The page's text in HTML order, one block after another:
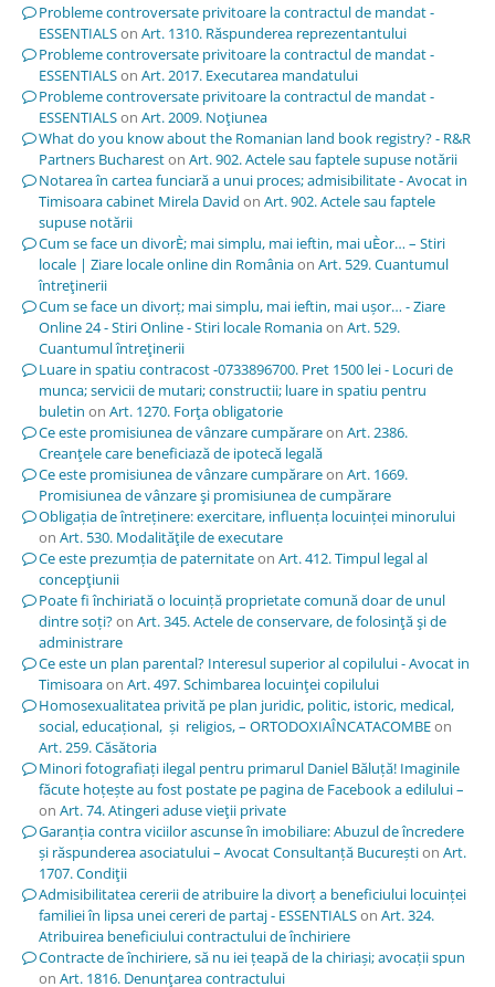
Probleme controversate privitoare la contractul de mandat -
ESSENTIALSon Art. 1310. Răspunderea reprezentantului
Probleme controversate privitoare la contractul de mandat -
ESSENTIALSon Art. 2017. Executarea mandatului
Probleme controversate privitoare la contractul de mandat -
ESSENTIALSon Art. 2009. Noţiunea
What do you know about the Romanian land book registry? - R&R
Partners Buchareston Art. 902. Actele sau faptele supuse notării
Notarea în cartea funciară a unui proces; admisibilitate - Avocat in
Timisoara cabinet Mirela David on Art. 902. Actele sau faptele
supuse notării
Cum se face un divorÈ; mai simplu, mai ieftin, mai uÈor… – Stiri
locale | Ziare locale online din Româniaon Art. 529. Cuantumul
întreţinerii
Cum se face un divorț; mai simplu, mai ieftin, mai ușor… - Ziare
Online 24 - Stiri Online - Stiri locale Romaniaon Art. 529.
Cuantumul întreţinerii
Luare in spatiu contracost -0733896700. Pret 1500 lei - Locuri de
munca; servicii de mutari; constructii; luare in spatiu pentru
buletin on Art. 1270. Forţa obligatorie
Ce este promisiunea de vânzare cumpărareon Art. 2386.
Creanţele care beneficiază de ipotecă legală
Ce este promisiunea de vânzare cumpărareon Art. 1669.
Promisiunea de vânzare şi promisiunea de cumpărare
Obligația de întreținere: exercitare, influența locuinței minorului
on Art. 530. Modalităţile de executare
Ce este prezumția de paternitateon Art. 412. Timpul legal al
concepţiunii
Poate fi închiriată o locuință proprietate comună doar de unul
dintre soți?on Art. 345. Actele de conservare, de folosinţă şi de
administrare
Ce este un plan parental? Interesul superior al copilului - Avocat in
Timisoaraon Art. 497. Schimbarea locuinţei copilului
Homosexualitatea privită pe plan juridic, politic, istoric, medical,
social, educațional, și religios, – ORTODOXIAÎNCATACOMBEon
Art. 259. Căsătoria
Minori fotografiați ilegal pentru primarul Daniel Băluță! Imaginile
făcute hoțește au fost postate pe pagina de Facebook a edilului –
on Art. 74. Atingeri aduse vieţii private
Garanția contra viciilor ascunse în imobiliare: Abuzul de încredere
și răspunderea asociatului – Avocat Consultanță Bucureștion Art.
1707. Condiţii
Admisibilitatea cererii de atribuire la divorț a beneficiului locuinței
familiei în lipsa unei cereri de partaj - ESSENTIALSon Art. 324.
Atribuirea beneficiului contractului de închiriere
Contracte de închiriere, să nu iei țeapă de la chiriași; avocații spun
on Art. 1816. Denunţarea contractului